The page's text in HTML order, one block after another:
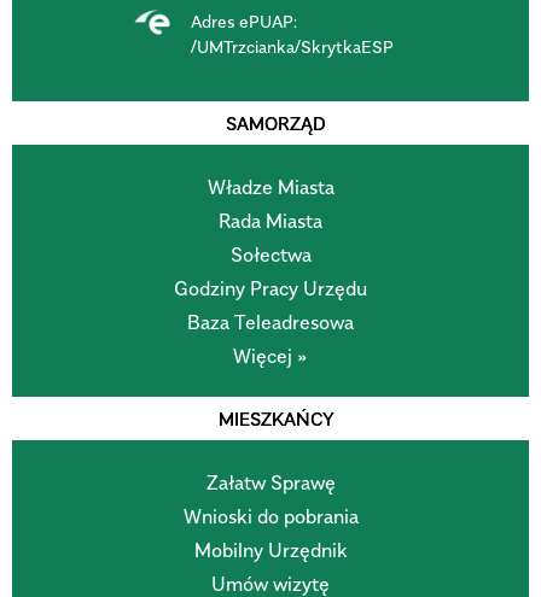
Adres ePUAP:
/UMTrzcianka/SkrytkaESP
SAMORZĄD
Władze Miasta
Rada Miasta
Sołectwa
Godziny Pracy Urzędu
Baza Teleadresowa
Więcej »
MIESZKAŃCY
Załatw Sprawę
Wnioski do pobrania
Mobilny Urzędnik
Umów wizytę